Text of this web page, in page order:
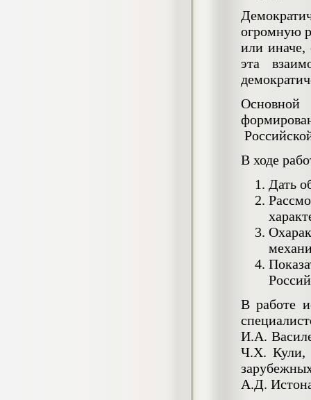
огромную
или иначе,
эта
Основной
В ходе
Дать
В работе
И.А.
Ч.Х. Кули,
А.Д.